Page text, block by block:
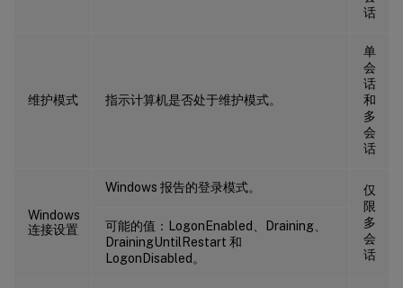
话
维护模式 指示计算机是否处于维护模式。
单
会
话
和
多
会
话
Windows
连接设置
Windows 报告的登录模式。
仅
限
多
会
话
可能的值：LogonEnabled、Draining、
DrainingUntilRestart 和
LogonDisabled。